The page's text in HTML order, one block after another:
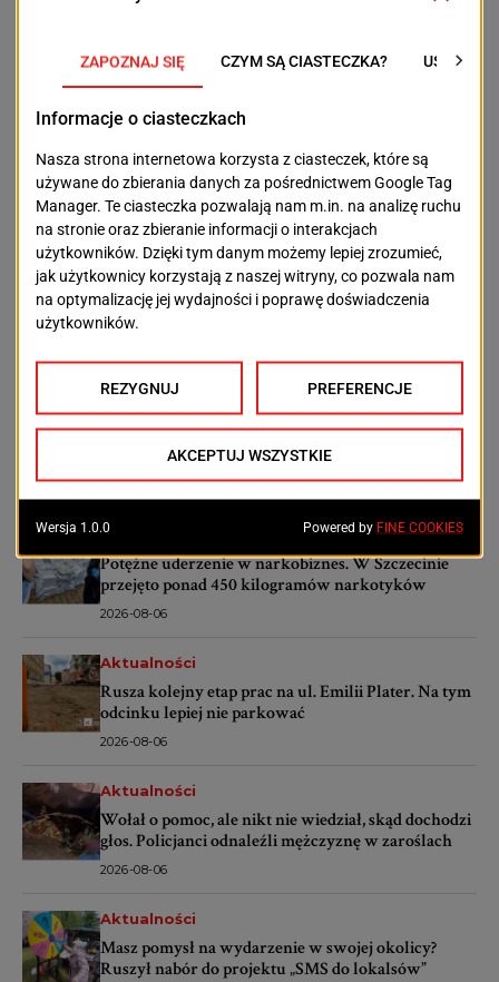
przepisów. Zakaz obejmie nie tylko szkoły
przedszkolne działające przy szkołach podstawowych
oraz inne formy wychowania przedszkolnego.
przepisy nie weszły jeszcze w życie. Teraz ustawą
zajmie się Senat. Jeśli izba wyższa zaakceptuje nowe
rozwiązania, a następnie ustawę podpisze Prezydent,
zakaz zacznie obowiązywać od 1 września 2026 roku.
Szczeciński Smakosz:
świeżość, pasja i
burgery, które ledwo
mieszczą się w
Wyniki egzaminu
ósmoklasisty 2026.
Zachodniopomorskie z
drugim najniższym
OSTATNIE ARTYKUŁY
Aktualności
Potężne uderzenie w narkobiznes. W Szczecinie
przejęto ponad 450 kilogramów narkotyków
2026-08-06
Aktualności
Rusza kolejny etap prac na ul. Emilii Plater. Na tym
odcinku lepiej nie parkować
2026-08-06
Aktualności
Wołał o pomoc, ale nikt nie wiedział, skąd dochodzi
głos. Policjanci odnaleźli mężczyznę w zaroślach
2026-08-06
Aktualności
Masz pomysł na wydarzenie w swojej okolicy?
Ruszył nabór do projektu „SMS do lokalsów”